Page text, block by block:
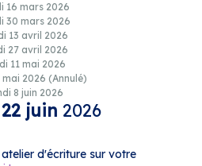
16 mars 2026
30 mars 2026
13 avril 2026
27 avril 2026
11 mai 2026
mai 2026 (Annulé)
8 juin 2026
22 juin 2026
d'écriture sur votre